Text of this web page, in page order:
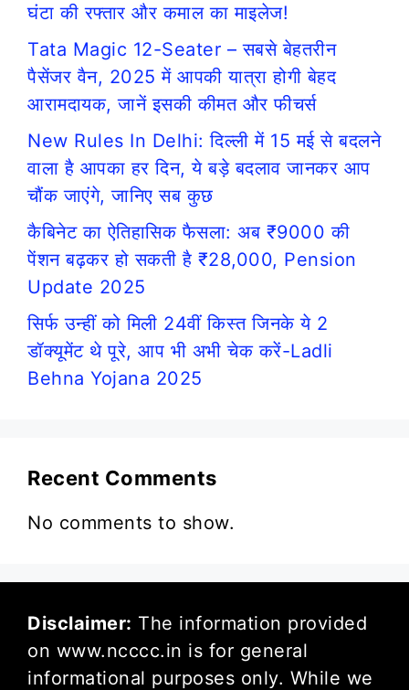
घंटा की रफ्तार और कमाल का माइलेज!
Tata Magic 12-Seater – सबसे बेहतरीन
पैसेंजर वैन, 2025 में आपकी यात्रा होगी बेहद
आरामदायक, जानें इसकी कीमत और फीचर्स
New Rules In Delhi: दिल्ली में 15 मई से बदलने
वाला है आपका हर दिन, ये बड़े बदलाव जानकर आप
चौंक जाएंगे, जानिए सब कुछ
कैबिनेट का ऐतिहासिक फैसला: अब ₹9000 की
पेंशन बढ़कर हो सकती है ₹28,000, Pension
Update 2025
सिर्फ उन्हीं को मिली 24वीं किस्त जिनके ये 2
डॉक्यूमेंट थे पूरे, आप भी अभी चेक करें-Ladli
Behna Yojana 2025
Recent Comments
No comments to show.
Disclaimer: The information provided
on www.ncccc.in is for general
informational purposes only. While we